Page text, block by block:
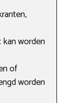
worden
of
worden